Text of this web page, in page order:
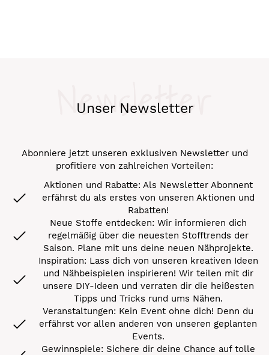
Unser Newsletter
Newsletter
Abonniere jetzt unseren exklusiven Newsletter und
profitiere von zahlreichen Vorteilen:
Aktionen und Rabatte: Als Newsletter Abonnent
erfährst du als erstes von unseren Aktionen und
Rabatten!
Neue Stoffe entdecken: Wir informieren dich
regelmäßig über die neuesten Stofftrends der
Saison. Plane mit uns deine neuen Nähprojekte.
Inspiration: Lass dich von unseren kreativen Ideen
und Nähbeispielen inspirieren! Wir teilen mit dir
unsere DIY-Ideen und verraten dir die heißesten
Tipps und Tricks rund ums Nähen.
Veranstaltungen: Kein Event ohne dich! Denn du
erfährst vor allen anderen von unseren geplanten
Events.
Gewinnspiele: Sichere dir deine Chance auf tolle